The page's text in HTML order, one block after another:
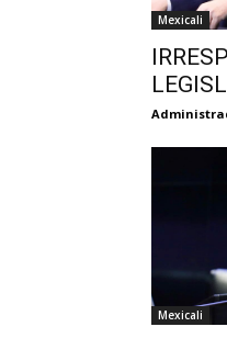
Mexicali
Mexicali